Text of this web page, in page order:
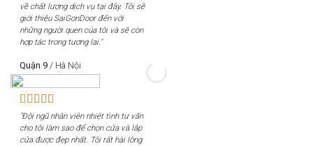
về chất lượng dịch vụ tại đây. Tôi sẽ
giới thiệu SaiGonDoor đến với
những người quen của tôi và sẽ còn
hợp tác trong tương lai."
Quận 9 / Hà Nội
"Đội ngũ nhân viên nhiệt tình tư vấn
cho tôi làm sao để chọn cửa và lắp
cửa được đẹp nhất. Tôi rất hài lòng